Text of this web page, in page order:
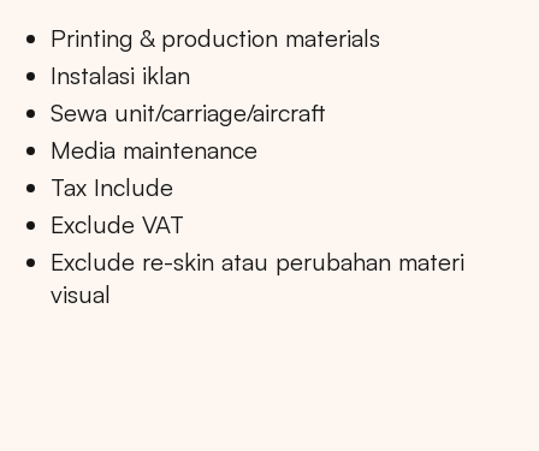
Printing & production materials
Instalasi iklan
Sewa unit/carriage/aircraft
Media maintenance
Tax Include
Exclude VAT
Exclude re-skin atau perubahan materi
visual